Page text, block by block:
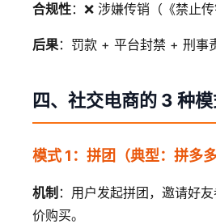
合规性：❌ 涉嫌传销（《禁止传
后果：罚款 + 平台封禁 + 刑事
四、社交电商的 3 种
模式 1：拼团（典型：拼多多
机制 ：用户发起拼团，邀请好
价购买。